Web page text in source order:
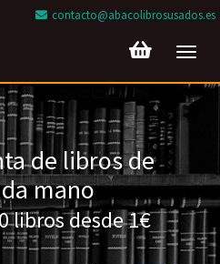
contacto@abacolibrosusados.es
de libros de
mano
libros desde 1€